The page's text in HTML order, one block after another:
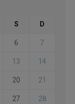
S D
6 7
13 14
20 21
27 28